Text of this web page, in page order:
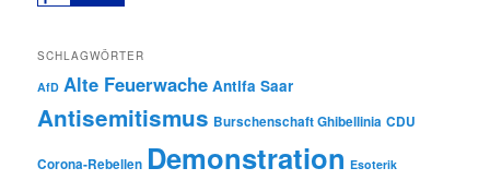
SCHLAGWÖRTER
AfD Alte Feuerwache Antifa Saar
Antisemitismus Burschenschaft Ghibellinia CDU
Corona-Rebellen Demonstration Esoterik